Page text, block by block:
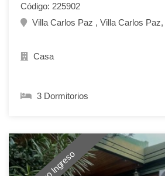
Código: 225902
Villa Carlos Paz , Villa Carlos
Casa
3 Dormitorios